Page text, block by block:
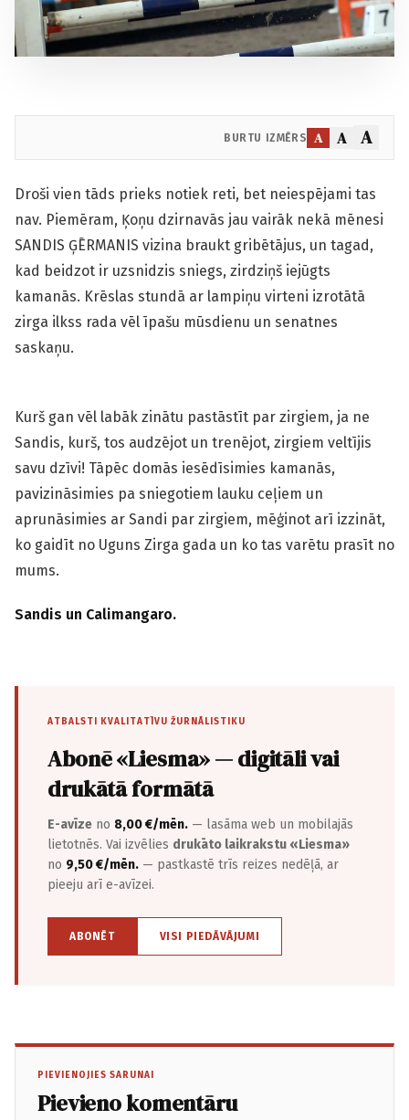
BURTU IZMĒRS A A A
Droši vien tāds prieks notiek reti, bet neiespējami tas
nav. Piemēram, Ķoņu dzirnavās jau vairāk nekā mēnesi
SANDIS ĢĒRMANIS vizina braukt gribētājus, un tagad,
kad beidzot ir uzsnidzis sniegs, zirdziņš iejūgts
kamanās. Krēslas stundā ar lampiņu virteni izrotātā
zirga ilkss rada vēl īpašu mūsdienu un senatnes
saskaņu.
Kurš gan vēl labāk zinātu pastāstīt par zirgiem, ja ne
Sandis, kurš, tos audzējot un trenējot, zirgiem veltījis
savu dzīvi! Tāpēc domās iesēdīsimies kamanās,
pavizināsimies pa sniegotiem lauku ceļiem un
aprunāsimies ar Sandi par zirgiem, mēģinot arī izzināt,
ko gaidīt no Uguns Zirga gada un ko tas varētu prasīt no
mums.
Sandis un Calimangaro.
ATBALSTI KVALITATĪVU ŽURNĀLISTIKU
Abonē «Liesma» — digitāli vai
drukātā formātā
E-avīze no 8,00 €/mēn. — lasāma web un mobilajās
lietotnēs. Vai izvēlies drukāto laikrakstu «Liesma»
no 9,50 €/mēn. — pastkastē trīs reizes nedēļā, ar
pieeju arī e-avīzei.
ABONĒT VISI PIEDĀVĀJUMI
PIEVIENOJIES SARUNAI
Pievieno komentāru